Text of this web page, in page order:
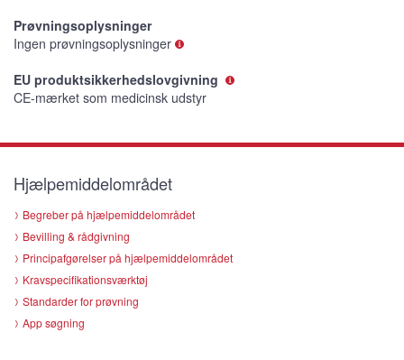
Prøvningsoplysninger
Ingen prøvningsoplysninger
EU produktsikkerhedslovgivning
CE-mærket som medicinsk udstyr
Hjælpemiddelområdet
Begreber på hjælpemiddelområdet
Bevilling & rådgivning
Principafgørelser på hjælpemiddelområdet
Kravspecifikationsværktøj
Standarder for prøvning
App søgning